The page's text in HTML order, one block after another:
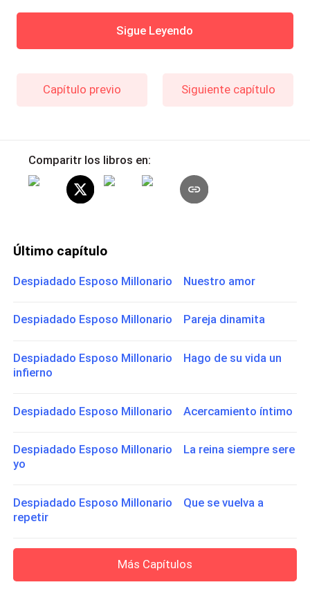
Sigue Leyendo
Capítulo previo Siguiente capítulo
Comparitr los libros en:
Último capítulo
Despiadado Esposo Millonario Nuestro amor
Despiadado Esposo Millonario Pareja dinamita
Despiadado Esposo Millonario Hago de su vida un
infierno
Despiadado Esposo Millonario Acercamiento íntimo
Despiadado Esposo Millonario La reina siempre sere
yo
Despiadado Esposo Millonario Que se vuelva a
repetir
Más Capítulos